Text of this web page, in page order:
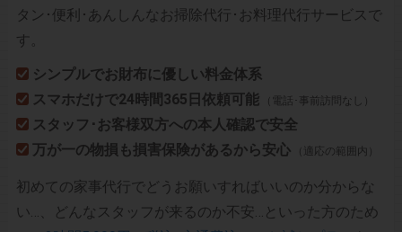
タン･便利･あんしんなお掃除代行･お料理代行サービスで
す。
シンプルでお財布に優しい料金体系
スマホだけで24時間365日依頼可能
（電話･事前訪問なし）
スタッフ･お客様双方への本人確認で安全
万が一の物損も損害保険があるから安心
（適応の範囲内）
初めての家事代行でどうお願いすればいいのか分からな
い…、どんなスタッフが来るのか不安…といった方のため